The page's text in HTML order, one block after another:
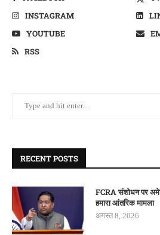
INSTAGRAM
YOUTUBE
RSS
RECENT POSTS
FCRA संशोधन पर
हमारा आंतरिक मामला
अगस्त 8, 2026